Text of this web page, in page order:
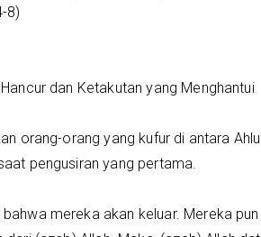
8)
dan Ketakutan yang Menghantui
orang-orang yang kufur di antara
pengusiran yang pertama.
mereka akan keluar. Mereka